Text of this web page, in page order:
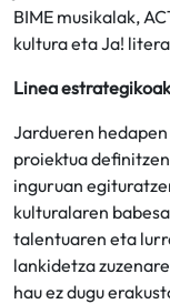
BIME musikalak,
kultura eta Ja!
Linea estrategikoak
Jardueren
proiektua
inguruan
kulturalaren
talentuaren eta
lankidetza
hau ez dugu